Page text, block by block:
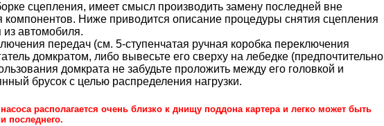
сцепления, имеет смысл производить замену последней вне
компонентов. Ниже приводится описание процедуры снятия сцепления
из автомобиля.
передач (см. 5-ступенчатая ручная коробка переключения
домкратом, либо вывесьте его сверху на лебедке (предпочтительно
домкрата не забудьте проложить между его головкой и
брусок с целью распределения нагрузки.
располагается очень близко к днищу поддона картера и легко может быть
последнего.